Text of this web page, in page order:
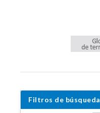
Filtros de búsqueda